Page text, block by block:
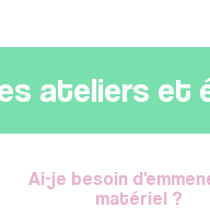
ateliers et
Ai-je besoin
matériel ?